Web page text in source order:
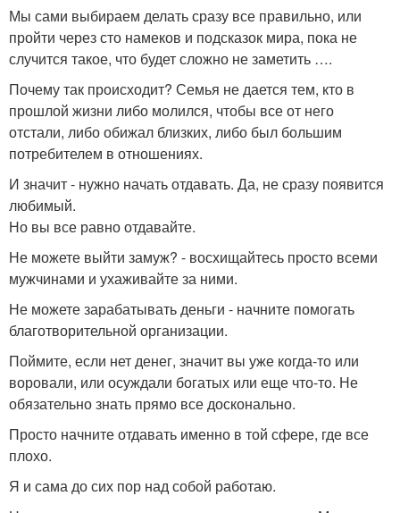
Мы сами выбираем делать сразу все правильно, или
пройти через сто намеков и подсказок мира, пока не
случится такое, что будет сложно не заметить ….
Почему так происходит? Семья не дается тем, кто в
прошлой жизни либо молился, чтобы все от него
отстали, либо обижал близких, либо был большим
потребителем в отношениях.
И значит - нужно начать отдавать. Да, не сразу появится
любимый.
Но вы все равно отдавайте.
Не можете выйти замуж? - восхищайтесь просто всеми
мужчинами и ухаживайте за ними.
Не можете зарабатывать деньги - начните помогать
благотворительной организации.
Поймите, если нет денег, значит вы уже когда-то или
воровали, или осуждали богатых или еще что-то. Не
обязательно знать прямо все досконально.
Просто начните отдавать именно в той сфере, где все
плохо.
Я и сама до сих пор над собой работаю.